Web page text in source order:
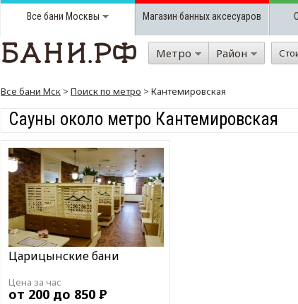
Все бани Москвы Магазин банных аксесуаров
Метро Район
Все бани Мск > Поиск по метро > Кантемировская
Сауны около метро Кантемировская
Царицынские бани
Цена за час
от 200 до 850 Р